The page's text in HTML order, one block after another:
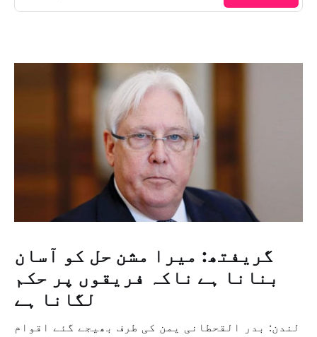
گریفتھ: میرا مشن حل کو آسان
بنانا ہے ناکہ فریقوں پر حکم
لگانا ہے
لندن: بدر القحطانی یمن کی طرف بھیجے گئے اقوام